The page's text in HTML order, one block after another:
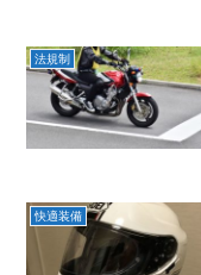
法規制
快適装備